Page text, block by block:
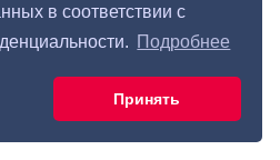
в соответствии с
Подробнее
Принять